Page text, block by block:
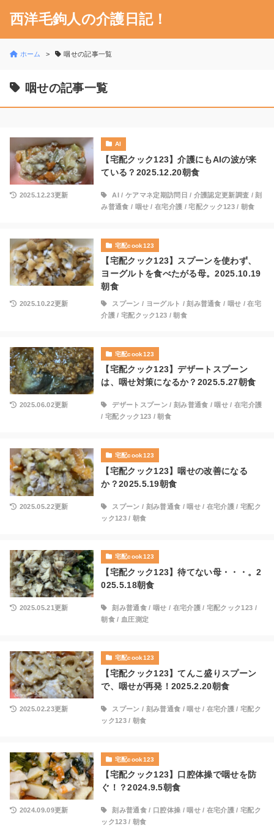
西洋毛鉤人の介護日記！
ホーム 咽せの記事一覧
咽せの記事一覧
AI
【宅配クック123】介護にもAIの波が来
ている？2025.12.20朝食
2025.12.23更新 AI / ケアマネ定期訪問日 / 介護認定更新調査 /刻
み普通食 / 咽せ /在宅介護 /宅配クック123/ 朝食
宅配cook123
【宅配クック123】スプーンを使わず、
ヨーグルトを食べたがる母。2025.10.19
朝食
2025.10.22更新 スプーン / ヨーグルト /刻み普通食 / 咽せ /在宅
介護/ 宅配クック123 /朝食
宅配cook123
【宅配クック123】デザートスプーン
は、咽せ対策になるか？2025.5.27朝食
2025.06.02更新 デザートスプーン/ 刻み普通食 /咽せ /在宅介護
/ 宅配クック123 /朝食
宅配cook123
【宅配クック123】咽せの改善になる
か？2025.5.19朝食
2025.05.22更新 スプーン / 刻み普通食 / 咽せ/ 在宅介護 /宅配ク
ック123/ 朝食
宅配cook123
【宅配クック123】待てない母・・・。2
025.5.18朝食
2025.05.21更新 刻み普通食/ 咽せ / 在宅介護/ 宅配クック123 /
朝食/ 血圧測定
宅配cook123
【宅配クック123】てんこ盛りスプーン
で、咽せが再発！2025.2.20朝食
2025.02.23更新 スプーン / 刻み普通食 / 咽せ/ 在宅介護 /宅配ク
ック123/ 朝食
宅配cook123
【宅配クック123】口腔体操で咽せを防
ぐ！？2024.9.5朝食
2024.09.09更新 刻み普通食/ 口腔体操 / 咽せ/ 在宅介護 /宅配ク
ック123/ 朝食